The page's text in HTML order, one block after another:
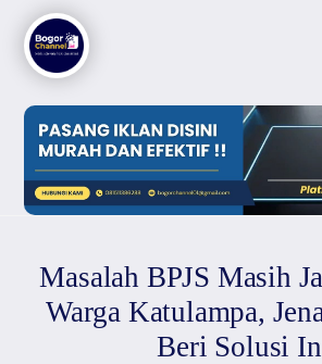
Masalah BPJS Masih
Warga Katulampa,
Beri Solusi